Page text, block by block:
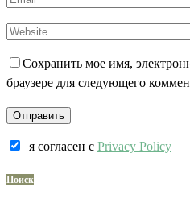
Сохранить мое имя,
браузере для следующего
я согласен c Privacy Policy
Поиск